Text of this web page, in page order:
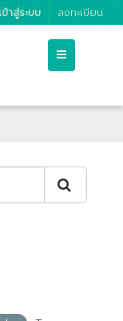
เข้าสู่ระบบ ลงทะเบียน